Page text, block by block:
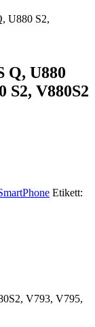
U880 S2,
U880
S2, V880S2
Etikett:
V793, V795,